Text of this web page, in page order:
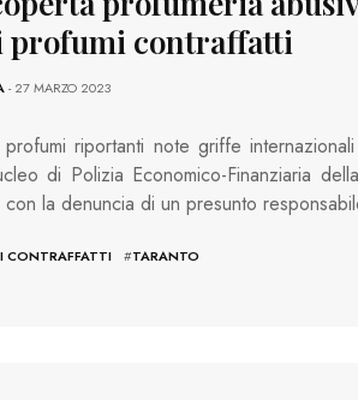
profumi contraffatti
- 27 MARZO 2023
riportanti note griffe
di Polizia Economico-Finanziaria
con la denuncia di un presunto
CONTRAFFATTI #TARANTO